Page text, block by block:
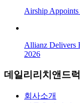
Airship
Allianz Delivers
2026
데일리리치앤드
회사소개